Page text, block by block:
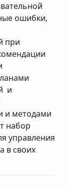
ошибки,
при
и
и методами
набор
управления
в своих